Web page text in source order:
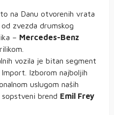
na Danu otvorenih vrata
zvezda drumskog
– Mercedes-Benz
vozila je bitan segment
Izborom najboljih
uslugom naših
brend Emil Frey